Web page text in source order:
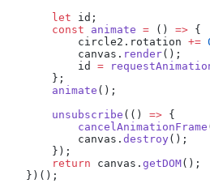
    let
id;
    const
animate = () => {
        circle2.rotation
+=
        canvas.
render();
        id
=
    };
    animate
();
    unsubscribe
(() => {
        cancelAnimationFrame
        canvas.
destroy();
    });
    return
canvas. getDOM();
})();